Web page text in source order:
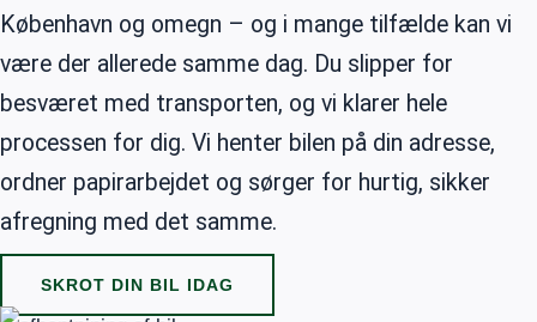
København og omegn – og i mange tilfælde kan vi
være der allerede samme dag. Du slipper for
besværet med transporten, og vi klarer hele
processen for dig. Vi henter bilen på din adresse,
ordner papirarbejdet og sørger for hurtig, sikker
afregning med det samme.
SKROT DIN BIL IDAG